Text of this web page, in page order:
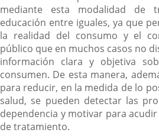
mediante esta modalidad de
educación entre iguales, ya que
la realidad del consumo y el
público que en muchos casos no
información clara y objetiva
consumen. De esta manera,
para reducir, en la medida de lo
salud, se pueden detectar las
dependencia y motivar para
de tratamiento.